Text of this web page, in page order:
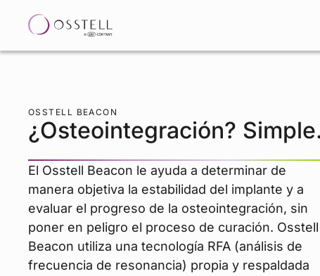
OSSTELL BEACON
¿Osteointegración? Simple.
El Osstell Beacon le ayuda a determinar de
manera objetiva la estabilidad del implante y a
evaluar el progreso de la osteointegración, sin
poner en peligro el proceso de curación. Osstell
Beacon utiliza una tecnología RFA (análisis de
frecuencia de resonancia) propia y respaldada